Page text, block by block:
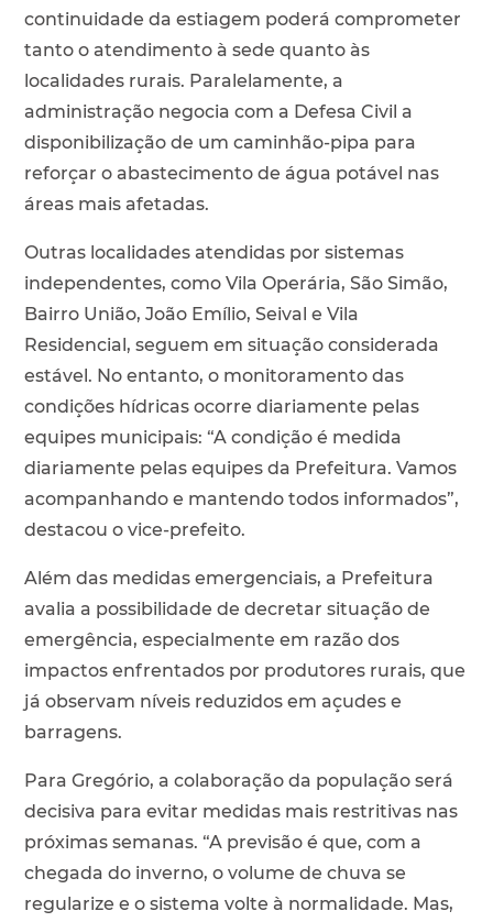
continuidade da estiagem poderá comprometer
tanto o atendimento à sede quanto às
localidades rurais. Paralelamente, a
administração negocia com a Defesa Civil a
disponibilização de um caminhão-pipa para
reforçar o abastecimento de água potável nas
áreas mais afetadas.
Outras localidades atendidas por sistemas
independentes, como Vila Operária, São Simão,
Bairro União, João Emílio, Seival e Vila
Residencial, seguem em situação considerada
estável. No entanto, o monitoramento das
condições hídricas ocorre diariamente pelas
equipes municipais: “A condição é medida
diariamente pelas equipes da Prefeitura. Vamos
acompanhando e mantendo todos informados”,
destacou o vice-prefeito.
Além das medidas emergenciais, a Prefeitura
avalia a possibilidade de decretar situação de
emergência, especialmente em razão dos
impactos enfrentados por produtores rurais, que
já observam níveis reduzidos em açudes e
barragens.
Para Gregório, a colaboração da população será
decisiva para evitar medidas mais restritivas nas
próximas semanas. “A previsão é que, com a
chegada do inverno, o volume de chuva se
regularize e o sistema volte à normalidade. Mas,